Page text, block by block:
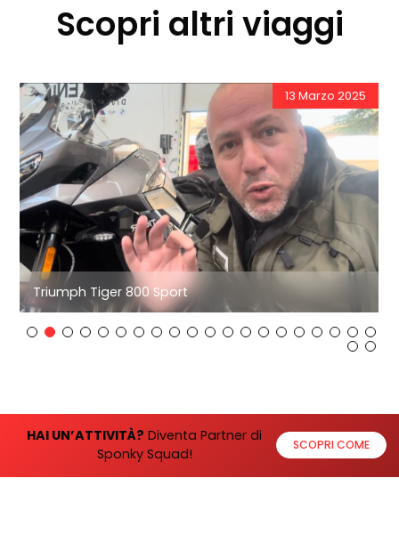
Scopri altri viaggi
2025
Triumph Tiger 1200 Rally Pro
13 Giugno
HAI UN’ATTIVITÀ? Diventa Partner di
Sponky Squad!
SCOPRI COME